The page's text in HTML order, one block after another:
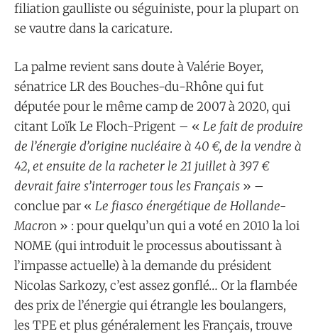
filiation gaulliste ou séguiniste, pour la plupart on
se vautre dans la caricature.
La palme revient sans doute à Valérie Boyer,
sénatrice LR des Bouches-du-Rhône qui fut
députée pour le même camp de 2007 à 2020, qui
citant Loïk Le Floch-Prigent – « Le fait de produire
de l’énergie d’origine nucléaire à 40 €, de la vendre à
42, et ensuite de la racheter le 21 juillet à 397 €
devrait faire s’interroger tous les Français » –
conclue par « Le fiasco énergétique de Hollande-
Macron » : pour quelqu’un qui a voté en 2010 la loi
NOME (qui introduit le processus aboutissant à
l’impasse actuelle) à la demande du président
Nicolas Sarkozy, c’est assez gonflé… Or la flambée
des prix de l’énergie qui étrangle les boulangers,
les TPE et plus généralement les Français, trouve